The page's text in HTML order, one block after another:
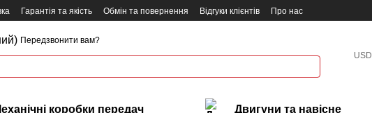
Гарантія та якість Обмін та повернення Відгуки клієнтів Про нас
Передзвонити вам?
USD
коробки передач Двигуни та навісне